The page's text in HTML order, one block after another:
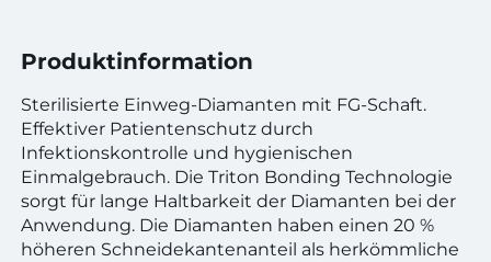
Produktinformation
Sterilisierte Einweg-Diamanten mit FG-Schaft.
Effektiver Patientenschutz durch
Infektionskontrolle und hygienischen
Einmalgebrauch. Die Triton Bonding Technologie
sorgt für lange Haltbarkeit der Diamanten bei der
Anwendung. Die Diamanten haben einen 20 %
höheren Schneidekantenanteil als herkömmliche